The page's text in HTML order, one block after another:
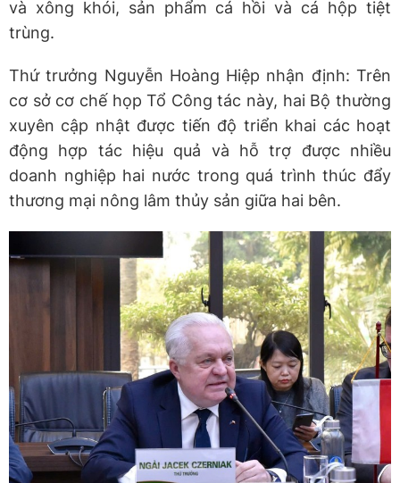
và xông khói, sản phẩm cá hồi và cá hộp tiệt
trùng.
Thứ trưởng Nguyễn Hoàng Hiệp nhận định: Trên
cơ sở cơ chế họp Tổ Công tác này, hai Bộ thường
xuyên cập nhật được tiến độ triển khai các hoạt
động hợp tác hiệu quả và hỗ trợ được nhiều
doanh nghiệp hai nước trong quá trình thúc đẩy
thương mại nông lâm thủy sản giữa hai bên.